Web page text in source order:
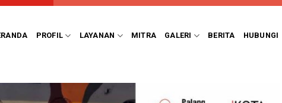
PROFIL LAYANAN MITRA GALERI BERITA HUBUNGI